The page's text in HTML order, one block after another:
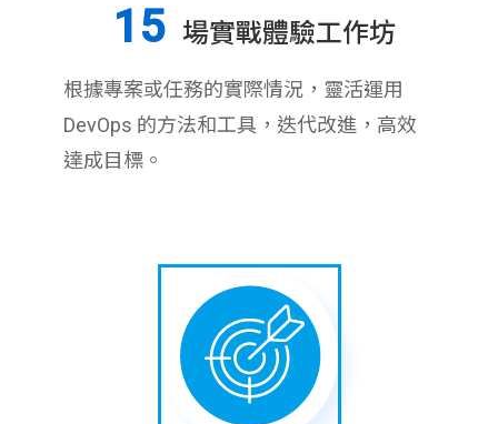
15 場實戰體驗工作坊
根據專案或任務的實際情況，靈活運用
DevOps 的方法和工具，迭代改進，高效
達成目標。